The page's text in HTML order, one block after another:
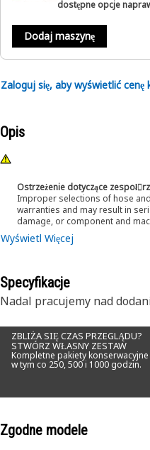
dostępne opcje
Dodaj maszynę
Zaloguj się, aby wyświetlić cenę
Opis
Ostrzeżenie dotyczące
Improper selections of hose
warranties and may result in
damage, or component and
Wyświetl Więcej
Specyfikacje
Nadal pracujemy nad
ZBLIŻA SIĘ CZAS PRZEGLĄDU?
STWÓRZ WŁASNY ZESTAW
Kompletne pakiety
w tym co 250, 500 i 1000 godzin.
Zgodne modele